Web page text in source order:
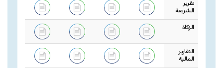
تقرير
الشريعة
الزكاة
التقارير
المالية